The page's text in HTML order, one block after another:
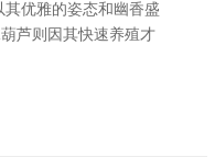
优雅的姿态和幽香盛
芦则因其快速养殖才